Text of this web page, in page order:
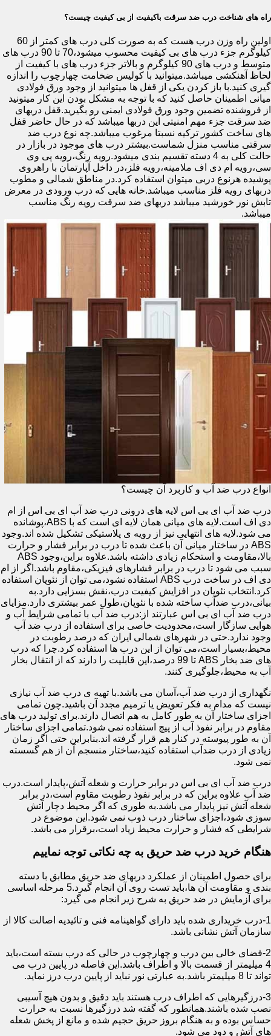
راه های شناخت درب ضد سرقت باکیفیت از بی کیفیت چیست؟
اولین راه وزن درب هست که به صورت کلی درب های کمتر از 60
کیلوگرم جزء درب های بی کیفیت محسوب میشود،70 تا 90 درب های
متوسط و درب های 90 کیلوگرم و بالاتر جزء درب های با کیفیت از
لحاظ آهنکشی میباشد.میتوانید با کولیس ضخامت چهارچوب را اندازه
گیری کنید.با باز کردن یکی از قفل ها میتوانید از وجود ورق فولادی
میانی اطمینان حاصل کنید که با توجه به مشکل بودن این کار میتونید
از فروشنده تضمین وجود ورق فولادی ایمنی رو بگیرید.قفل دربهای
ضد سرقت جزء مهم امنیتی این دربها میباشد که در حال حاضر قفل
های ساخت کشور ترکیه نسبتا مرغوب میباشد.چه نوع درب ضد
سرقتی مناسب منزل شماست.بیشتر درب های موجود در بازار در
حالت کلی به 4 دسته تقسیم بندی میشود.رویه رنگ،رویه پی وی
سی،رویه ام دی اف ملامینه،رویه فلز،در داخل آپارتمان با راهروی
پوشیده هرنوع دربی میتوان استفاده کرد.در مناطق شمالی و مطوب
دربهای رویه فلز مناسب میباشد.خانه هایی که درب ورودی در معرض
تابش نور خورشید میباشد دربهای ضد سرقت رویه رنگ مناسب
میباشد.
انواع درب ضد آب و کاربرد آن چیست؟
درب ضد آب ای بی اس لایه های درونی درب ضد آب ای بی اس از ام
دی اف است.لایه های میانی همان لایه ای است که با ABS،پوشانده
می شود.لایه های انتهایی نیز از رویه ی پلاستیکی تشکیل شده اند.وجود
ABS در ساختار میانی آن باعث شده تا درب در برابر فشار و حرارت
بالا،مقاومت و استحکام زیادی داشته باشد.علاوه براین،وجود ABS
سبب می شود تا درب در برابر فشارهای فیزیکی،مقاوم باشد.اگر از ام
دی اف در ساخت درب ABS استفاده نشود،می توان از نئوپان استفاده
کرد.انتخاب نئوپان در افزایش کیفیت درب،نقش بسزایی دارد.به
بیانی،درب ضدآب ساخته شده با نئوپان،طول عمر بیشتری دارد.مزایای
درب ضد آب ای بی اس عبارتند از:درب ضد آب با تمامی شرایط آب و
هوایی سازگار است،محدودیت خاصی برای استفاده از درب ضد آب
وجود ندارد.حتی در شهرهای شمالی ایران که درصد رطوبت در
محیط،بسیار است،می توان از این درب ها استفاده کرد.چرا که درب
های ضد بخار ABS تا 99 درصد،این قابلیت را دارند که از انتقال بخار
آب به محیط،جلوگیری کنند.
نگهداری از درب ضد آب،آسان می باشد.با تهیه ی درب ضد آب نیازی
نیست که مدام به فکر تعویض یا ترمیم مجدد آن باشید.چون تمامی
اجزای ساختار آن به طور کامل به هم اتصال دارند.برای تولید درب های
مقاوم در برابر نفوذ آب از پیچ استفاده نمی شود.تمامی اجزای ساختار
آن به طور پیوسته در کنار هم قرار گرفته اند.بنابراین حتی اگر زمان
زیادی از درب ضدآب استفاده کنید،ساختار منسجم آن از هم گسسته
نمی شود.
درب ضد آب ای بی اس در برابر حرارت و شعله آتش،پایدار است.درب
ضد آب علاوه براین که در برابر نفوذ رطوبت مقاوم است،در برابر
شعله آتش نیز پایدار می باشد.به طوری که اگر محیط دچار آتش
سوزی شود،اجزای ساختار درب ذوب نمی شود.این موضوع در
شرایطی که فشار و حرارت محیط زیاد است،برقرار می باشد.
هنگام خرید درب ضد حریق به چه نکاتی توجه نماییم
برای حصول اطمینان از عملکرد دربهای ضد حریق مطابق با دسته
بندی و مقاومت آن ها،باید تست روی آن انجام گیرد.5 مرحله اساسی
برای آزمایش در ضد حریق به شرح زیر انجام می گیرد:
1-درب خریداری شده باید دارای گواهینامه فنی و تائیدیه اصالت کالا از
سازمان آتش نشانی باشد.
2-فضای خالی بین درب و چهارچوب در حالی که درب بسته است،باید
4 میلیمتر از قسمت بالا و اطراف باشد.این فاصله در پایین درب می
تواند تا 8 میلیمتر باشد.به عبارتی نور نباید از پایین درب درز نماید.
3-درزگیرهایی که اطراف درب هستند باید دقیق و بدون هیچ آسیبی
نصب شده باشند.همانطور که گفته شد درزگیرها نسبت به حرارت
حساس بوده و به هنگام بروز حریق حجیم شده و مانع از پخش شعله
های آتش و دود می شود.